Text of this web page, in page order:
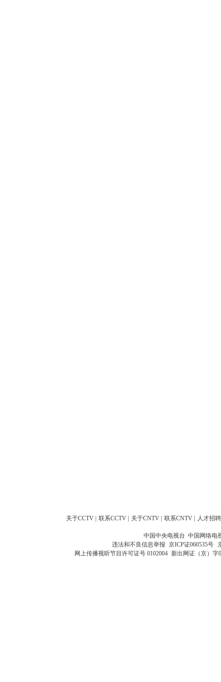
关于CCTV 联系CCTV 关于CNTV 联系CNTV 人才招聘
中国中央电视台 中国网络电
违法和不良信息举报 京ICP证060535号
网上传播视听节目许可证号 0102004 新出网证（京）